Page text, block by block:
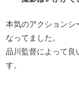
本気のアクションシ
なってました。
品川監督によって良
す。